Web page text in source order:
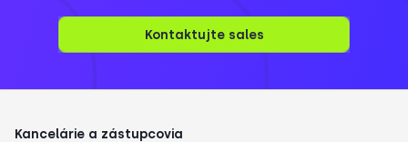
Kontaktujte sales
Kancelárie a zástupcovia